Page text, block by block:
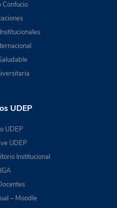
Confucio
UDEP
UDEP
UDEP
Institucional
– Moodle